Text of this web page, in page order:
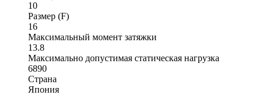
10
Размер (F)
16
Максимальный момент затяжки
13.8
Максимально допустимая статическая нагрузка
6890
Страна
Япония